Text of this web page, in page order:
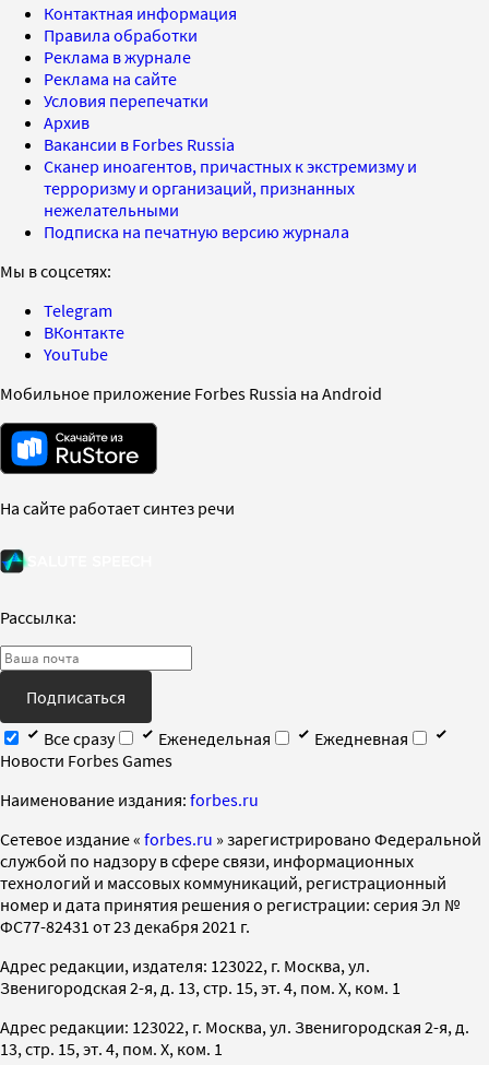
Контактная информация
Правила обработки
Реклама в журнале
Реклама на сайте
Условия перепечатки
Архив
Вакансии в Forbes Russia
Сканер иноагентов, причастных к экстремизму и
терроризму и организаций, признанных
нежелательными
Подписка на печатную версию журнала
Мы в соцсетях:
Telegram
ВКонтакте
YouTube
Мобильное приложение Forbes Russia на Android
На сайте работает синтез речи
Рассылка:
Подписаться
Все сразу
Еженедельная
Ежедневная
Новости Forbes Games
Наименование издания: forbes.ru
Cетевое издание « forbes.ru » зарегистрировано Федеральной
службой по надзору в сфере связи, информационных
технологий и массовых коммуникаций, регистрационный
номер и дата принятия решения о регистрации: серия Эл №
ФС77-82431 от 23 декабря 2021 г.
Адрес редакции, издателя: 123022, г. Москва, ул.
Звенигородская 2-я, д. 13, стр. 15, эт. 4, пом. X, ком. 1
Адрес редакции: 123022, г. Москва, ул. Звенигородская 2-я, д.
13, стр. 15, эт. 4, пом. X, ком. 1